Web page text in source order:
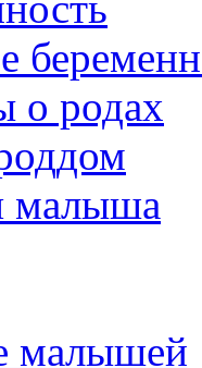
о родах
малыша
малышей